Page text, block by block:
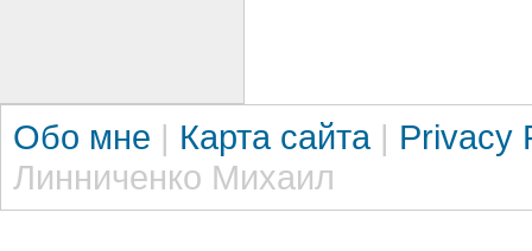
Обо мне | Карта сайта | Privacy
Линниченко Михаил